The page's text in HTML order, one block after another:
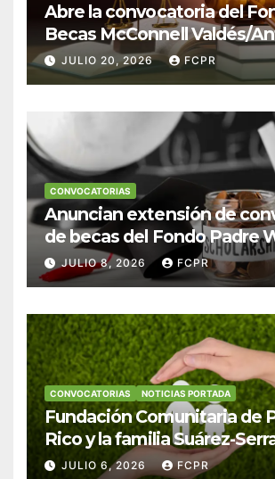
Abre la convocatoria del
Becas McConnell Valdés/
Escudero Viera para
Derecho en Puerto Rico
JULIO 20, 2026 FCPR
CONVOCATORIAS
Anuncian extensión de
de becas del Fondo Padre
Hendricks, SJ para
Colegio San Ignacio
JULIO 8, 2026 FCPR
CONVOCATORIAS NOTICIAS PORTADA
Fundación Comunitaria de
Rico y la familia Suárez-
anuncian convocatoria para
JULIO 6, 2026 FCPR